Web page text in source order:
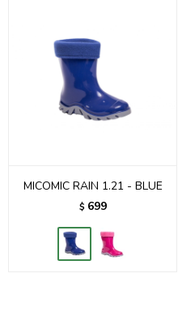
MICOMIC RAIN 1.21 - BLUE
$ 699